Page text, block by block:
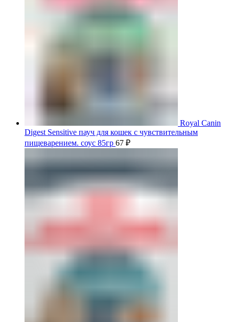
Royal Canin
Digest Sensitive пауч для кошек с чувствительным
пищеварением. соус 85гр 67 ₽